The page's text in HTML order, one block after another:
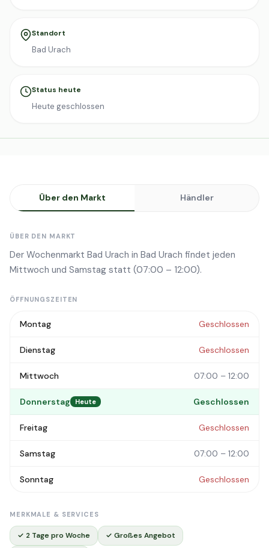
Standort
Bad Urach
Status heute
Heute geschlossen
Über den Markt Händler
ÜBER DEN MARKT
Der Wochenmarkt Bad Urach in Bad Urach findet jeden
Mittwoch und Samstag statt (07:00 – 12:00).
ÖFFNUNGSZEITEN
Montag Geschlossen
Dienstag Geschlossen
Mittwoch 07:00 – 12:00
Donnerstag Heute Geschlossen
Freitag Geschlossen
Samstag 07:00 – 12:00
Sonntag Geschlossen
MERKMALE & SERVICES
✓ 2 Tage pro Woche ✓ Großes Angebot